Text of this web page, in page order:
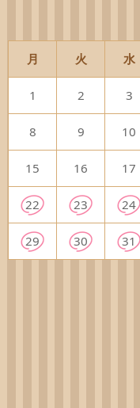
月 火 水
1 2 3
8 9 10
15 16 17
22 23 24
29 30 31